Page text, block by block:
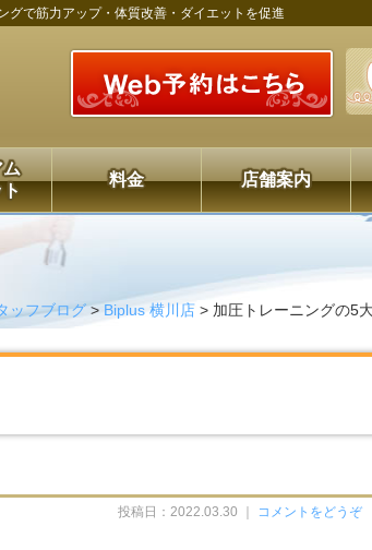
グで筋力アップ・体質改善・ダイエットを促進
ム
ト
料金 店舗案内
ッフブログ> Biplus 横川店 > 加圧トレーニングの5
投稿日：2022.03.30 ｜ コメントをどうぞ